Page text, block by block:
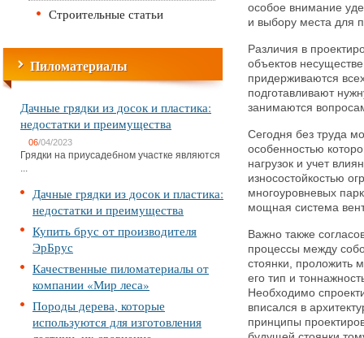
Строительные статьи
Пиломатериалы
Дачные грядки из досок и пластика:
недостатки и преимущества
06/04/2023
Грядки на приусадебном участке являются
...
Дачные грядки из досок и пластика:
недостатки и преимущества
Купить брус от производителя
ЭрБрус
Качественные пиломатериалы от
компании «Мир леса»
Породы дерева, которые
используются для изготовления
особое внимание
и выбору места для
Различия в
объектов
придерживаются
подготавливают
занимаются
Сегодня без труда
особенностью
нагрузок и учет
износостойкостью
многоуровневых
мощная система
Важно также
процессы между
стоянки, проложить
его тип и
Необходимо
вписался в
принципы